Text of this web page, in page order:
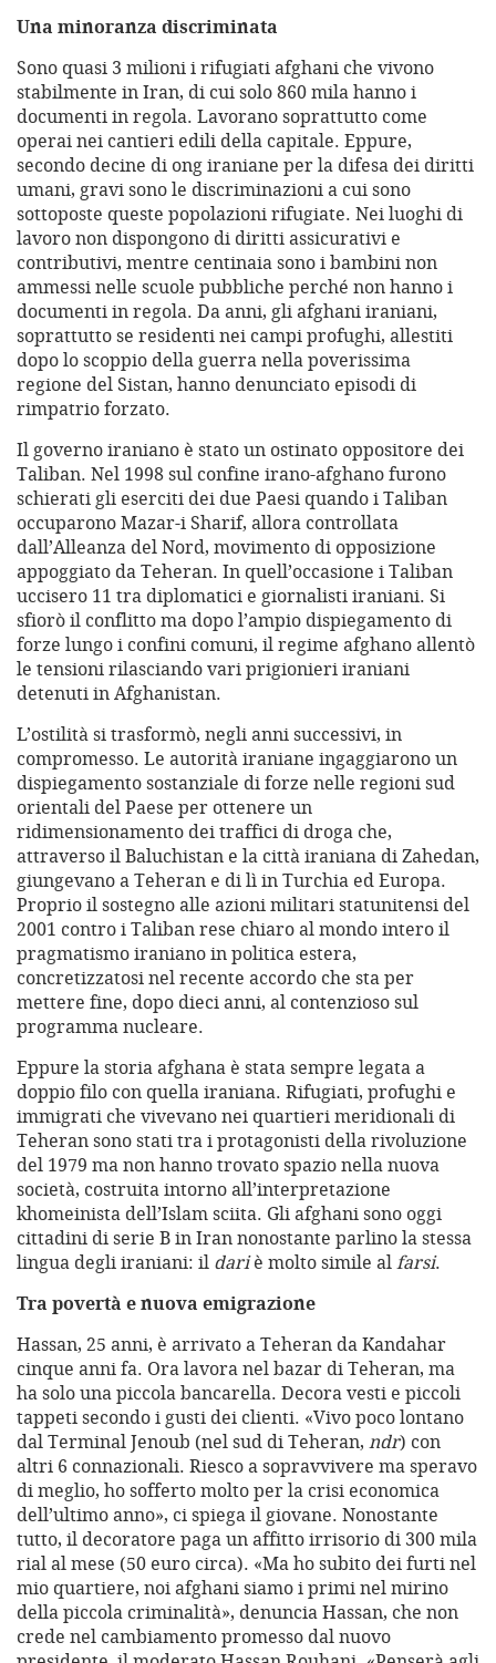
Una minoranza discriminata
Sono quasi 3 milioni i rifugiati afghani che vivono
stabilmente in Iran, di cui solo 860 mila hanno i
documenti in regola. Lavorano soprattutto come
operai nei cantieri edili della capitale. Eppure,
secondo decine di ong iraniane per la difesa dei diritti
umani, gravi sono le discriminazioni a cui sono
sottoposte queste popolazioni rifugiate. Nei luoghi di
lavoro non dispongono di diritti assicurativi e
contributivi, mentre centinaia sono i bambini non
ammessi nelle scuole pubbliche perché non hanno i
documenti in regola. Da anni, gli afghani iraniani,
soprattutto se residenti nei campi profughi, allestiti
dopo lo scoppio della guerra nella poverissima
regione del Sistan, hanno denunciato episodi di
rimpatrio forzato.
Il governo iraniano è stato un ostinato oppositore dei
Taliban. Nel 1998 sul confine irano-afghano furono
schierati gli eserciti dei due Paesi quando i Taliban
occuparono Mazar-i Sharif, allora controllata
dall’Alleanza del Nord, movimento di opposizione
appoggiato da Teheran. In quell’occasione i Taliban
uccisero 11 tra diplomatici e giornalisti iraniani. Si
sfiorò il conflitto ma dopo l’ampio dispiegamento di
forze lungo i confini comuni, il regime afghano allentò
le tensioni rilasciando vari prigionieri iraniani
detenuti in Afghanistan.
L’ostilità si trasformò, negli anni successivi, in
compromesso. Le autorità iraniane ingaggiarono un
dispiegamento sostanziale di forze nelle regioni sud
orientali del Paese per ottenere un
ridimensionamento dei traffici di droga che,
attraverso il Baluchistan e la città iraniana di Zahedan,
giungevano a Teheran e di lì in Turchia ed Europa.
Proprio il sostegno alle azioni militari statunitensi del
2001 contro i Taliban rese chiaro al mondo intero il
pragmatismo iraniano in politica estera,
concretizzatosi nel recente accordo che sta per
mettere fine, dopo dieci anni, al contenzioso sul
programma nucleare.
Eppure la storia afghana è stata sempre legata a
doppio filo con quella iraniana. Rifugiati, profughi e
immigrati che vivevano nei quartieri meridionali di
Teheran sono stati tra i protagonisti della rivoluzione
del 1979 ma non hanno trovato spazio nella nuova
società, costruita intorno all’interpretazione
khomeinista dell’Islam sciita. Gli afghani sono oggi
cittadini di serie B in Iran nonostante parlino la stessa
lingua degli iraniani: il dariè molto simile alfarsi.
Tra povertà e nuova emigrazione
Hassan, 25 anni, è arrivato a Teheran da Kandahar
cinque anni fa. Ora lavora nel bazar di Teheran, ma
ha solo una piccola bancarella. Decora vesti e piccoli
tappeti secondo i gusti dei clienti. «Vivo poco lontano
dal Terminal Jenoub (nel sud di Teheran, ndr) con
altri 6 connazionali. Riesco a sopravvivere ma speravo
di meglio, ho sofferto molto per la crisi economica
dell’ultimo anno», ci spiega il giovane. Nonostante
tutto, il decoratore paga un affitto irrisorio di 300 mila
rial al mese (50 euro circa). «Ma ho subito dei furti nel
mio quartiere, noi afghani siamo i primi nel mirino
della piccola criminalità», denuncia Hassan, che non
crede nel cambiamento promesso dal nuovo